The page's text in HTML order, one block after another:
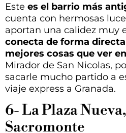
Este es el barrio más
cuenta con hermosas
aportan una calidez muy
conecta de forma
mejores cosas que ver
Mirador de San Nicolas,
sacarle mucho partido a
viaje express a Granada.
6- La Plaza
Sacromonte